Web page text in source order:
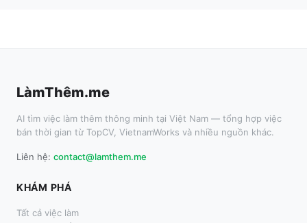
LàmThêm.me
AI tìm việc làm thêm thông minh tại Việt Nam — tổng hợp việc
bán thời gian từ TopCV, VietnamWorks và nhiều nguồn khác.
Liên hệ: contact@lamthem.me
KHÁM PHÁ
Tất cả việc làm